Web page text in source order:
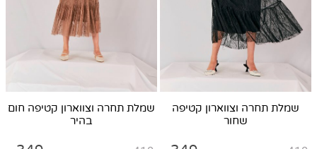
שמלת תחרה וצווארון קטיפה
שחור
שמלת תחרה וצווארון קטיפה חום
בהיר